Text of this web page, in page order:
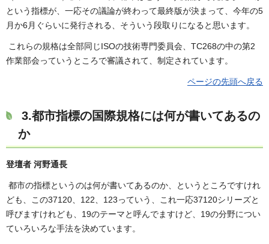
という指標が、一応その議論が終わって最終版が決まって、今年の5
月か6月ぐらいに発行される、そういう段取りになると思います。
これらの規格は全部同じISOの技術専門委員会、TC268の中の第2
作業部会っていうところで審議されて、制定されています。
ページの先頭へ戻る
3.都市指標の国際規格には何が書いてあるの
か
登壇者 河野通長
都市の指標というのは何が書いてあるのか、というところですけれ
ども、この37120、122、123っていう、これ一応37120シリーズと
呼びますけれども、19のテーマと呼んでますけど、19の分野につい
ていろいろな手法を決めています。